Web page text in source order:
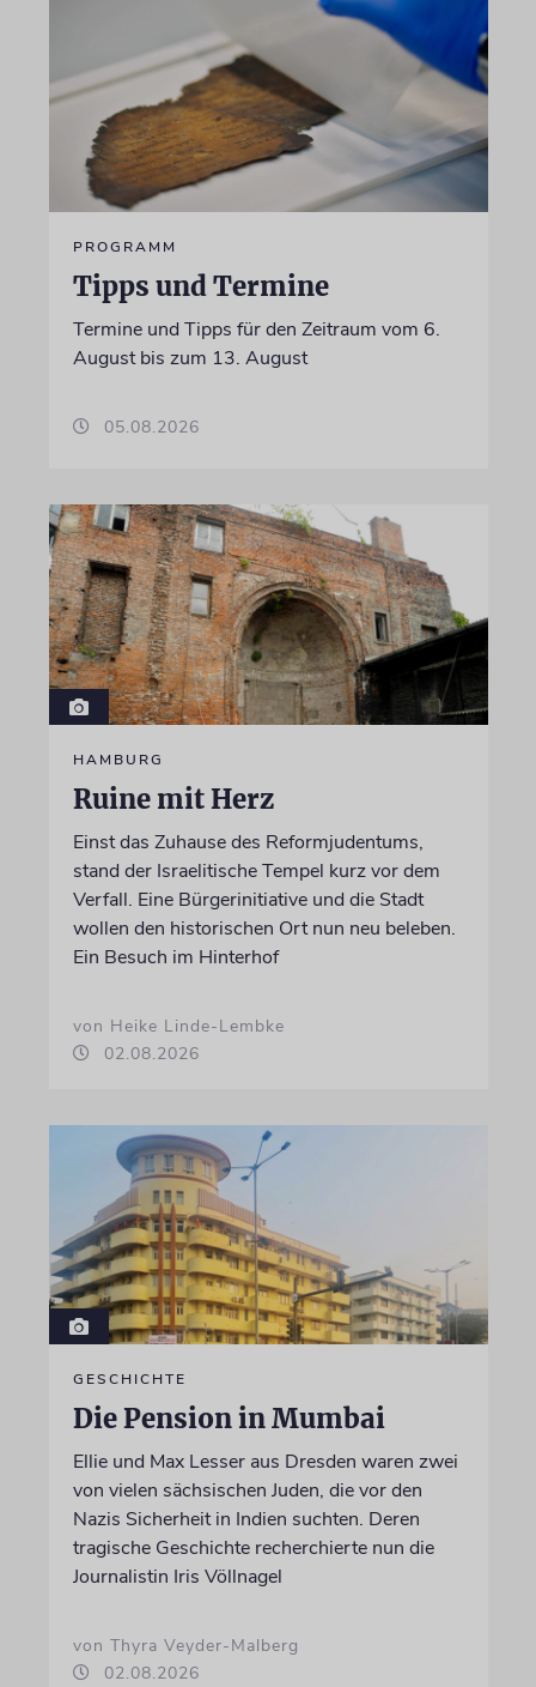
PROGRAMM
Tipps und Termine
Termine und Tipps für den Zeitraum vom 6.
August bis zum 13. August
05.08.2026
HAMBURG
Ruine mit Herz
Einst das Zuhause des Reformjudentums,
stand der Israelitische Tempel kurz vor dem
Verfall. Eine Bürgerinitiative und die Stadt
wollen den historischen Ort nun neu beleben.
Ein Besuch im Hinterhof
von Heike Linde-Lembke
02.08.2026
GESCHICHTE
Die Pension in Mumbai
Ellie und Max Lesser aus Dresden waren zwei
von vielen sächsischen Juden, die vor den
Nazis Sicherheit in Indien suchten. Deren
tragische Geschichte recherchierte nun die
Journalistin Iris Völlnagel
von Thyra Veyder-Malberg
02.08.2026